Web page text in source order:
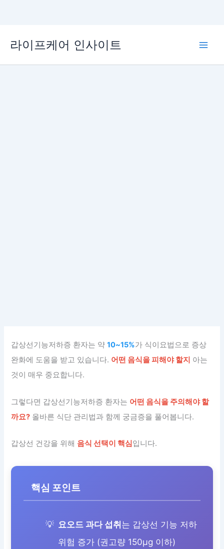
로
라이프케어 인사이트
갑상선기능저하증 환자는 약10~15%가 식이요법으로 증상
완화에 도움을 받고 있습니다. 어떤 음식을 피해야 할지 아는
것이 매우 중요합니다.
그렇다면 갑상선기능저하증 환자는 어떤 음식을 주의해야 할
까요? 올바른 식단 관리법과 함께 궁금증을 풀어봅니다.
갑상선 건강을 위해 음식 선택이 핵심입니다.
핵심 포인트
요오드 과다 섭취는 갑상선 기능 저하
위험 증가 (권고량 150μg 이하)